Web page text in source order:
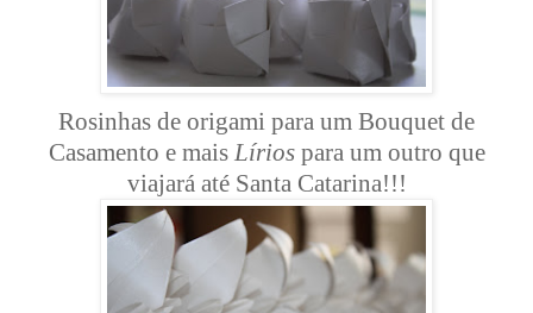
Rosinhas de origami para um Bouquet de
Casamento e mais Líriospara um outro que
viajará até Santa Catarina!!!